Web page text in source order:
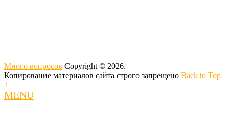
Много вопросов Copyright © 2026.
Копирование материалов сайта строго запрещено Back to Top
↑
MENU